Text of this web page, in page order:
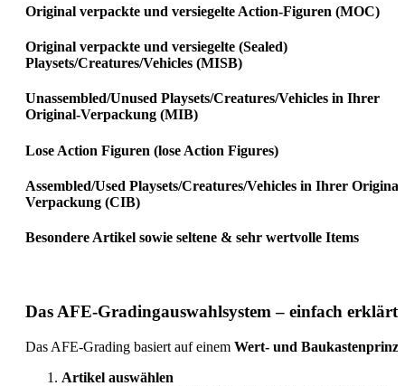
Original verpackte und versiegelte Action-Figuren (MOC)
Original verpackte und versiegelte (Sealed)
Playsets/Creatures/Vehicles (MISB)
Unassembled/Unused Playsets/Creatures/Vehicles in Ihrer
Original-Verpackung (MIB)
Lose Action Figuren (lose Action Figures)
Assembled/Used Playsets/Creatures/Vehicles in Ihrer
Verpackung (CIB)
Besondere Artikel sowie seltene & sehr wertvolle Items
Das AFE-Gradingauswahlsystem – einfach erklärt
Das AFE-Grading basiert auf einem Wert- und
Artikel auswählen